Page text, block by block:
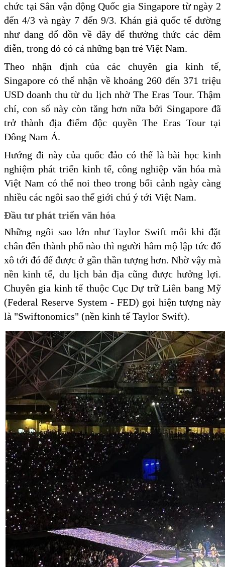
chức tại Sân vận động Quốc gia Singapore từ ngày 2
đến 4/3 và ngày 7 đến 9/3. Khán giả quốc tế dường
như đang đổ dồn về đây để thưởng thức các đêm
diễn, trong đó có cả những bạn trẻ Việt Nam.
Theo nhận định của các chuyên gia kinh tế,
Singapore có thể nhận về khoảng 260 đến 371 triệu
USD doanh thu từ du lịch nhờ The Eras Tour. Thậm
chí, con số này còn tăng hơn nữa bởi Singapore đã
trở thành địa điểm độc quyền The Eras Tour tại
Đông Nam Á.
Hướng đi này của quốc đảo có thể là bài học kinh
nghiệm phát triển kinh tế, công nghiệp văn hóa mà
Việt Nam có thể noi theo trong bối cảnh ngày càng
nhiều các ngôi sao thế giới chú ý tới Việt Nam.
Đầu tư phát triển văn hóa
Những ngôi sao lớn như Taylor Swift mỗi khi đặt
chân đến thành phố nào thì người hâm mộ lập tức đổ
xô tới đó để được ở gần thần tượng hơn. Nhờ vậy mà
nền kinh tế, du lịch bản địa cũng được hưởng lợi.
Chuyên gia kinh tế thuộc Cục Dự trữ Liên bang Mỹ
(Federal Reserve System - FED) gọi hiện tượng này
là "Swiftonomics" (nền kinh tế Taylor Swift).